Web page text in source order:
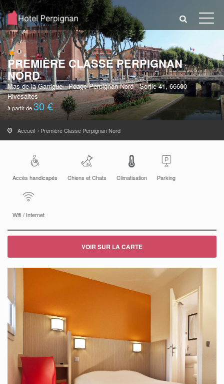
PREMIÈRE CLASSE PERPIGNAN
NORD
Mas de la Garrigue - Péage Perpignan Nord - Sortie 41, 66600
Rivesaltes
à partir de30 €
Accueil Première Classe Perpignan Nord
Accès handicapés Chiens et Chats Climatisation Parking
Wifi / Internet
VOIR SUR LA CARTE